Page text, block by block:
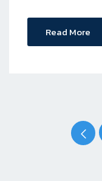
Read More